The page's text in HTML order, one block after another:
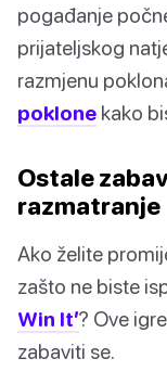
pogađanje
prijateljskog
razmjenu
poklone kako
Ostale
razmatranje
Ako želite
zašto ne biste
Win It’? Ove
zabaviti se.